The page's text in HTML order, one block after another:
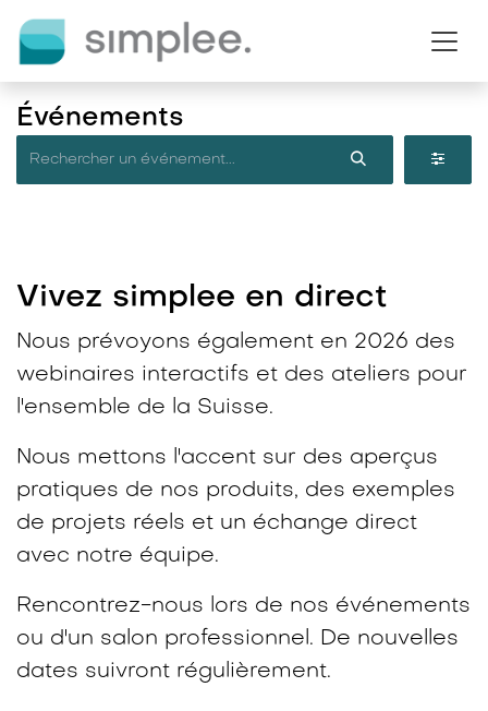
Événements
Vivez simplee en direct​
Nous prévoyons également en 2026 des
webinaires interactifs et des ateliers pour
l'ensemble de la Suisse.
Nous mettons l'accent sur des aperçus
pratiques de nos produits, des exemples
de projets réels et un échange direct
avec notre équipe.​
Rencontrez-nous lors de nos événements
ou d'un salon professionnel. De nouvelles
dates suivront régulièrement.